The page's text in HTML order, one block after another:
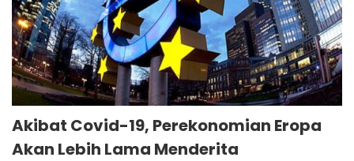
Akibat Covid-19, Perekonomian Eropa
Akan Lebih Lama Menderita